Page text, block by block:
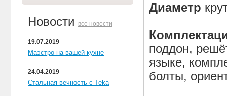
Новости все новости
19.07.2019
Маэстро на вашей кухне
24.04.2019
Стальная вечность с Teka
Диаметр
поддон,
языке,
болты,